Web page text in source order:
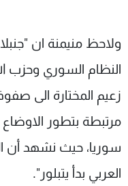
ولاحظ منيمنة ان
النظام السوري وحزب
مرتبطة بتطور
سوريا، حيث نشهد أن
العربي بدأ يتبلور".